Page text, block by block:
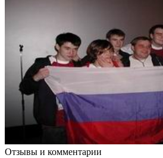
Отзывы и комментарии